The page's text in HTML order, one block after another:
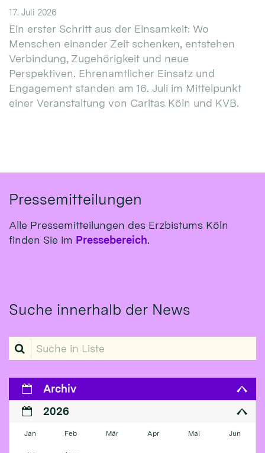
17. Juli 2026
Ein erster Schritt aus der Einsamkeit: Wo
Menschen einander Zeit schenken, entstehen
Verbindung, Zugehörigkeit und neue
Perspektiven. Ehrenamtlicher Einsatz und
Engagement standen am 16. Juli im Mittelpunkt
einer Veranstaltung von Caritas Köln und KVB.
Pressemitteilungen
Alle Pressemitteilungen des Erzbistums Köln
finden Sie im Pressebereich.
Suche innerhalb der News
Suche in Liste
Archiv
2026
Jan Feb Mär Apr Mai Jun